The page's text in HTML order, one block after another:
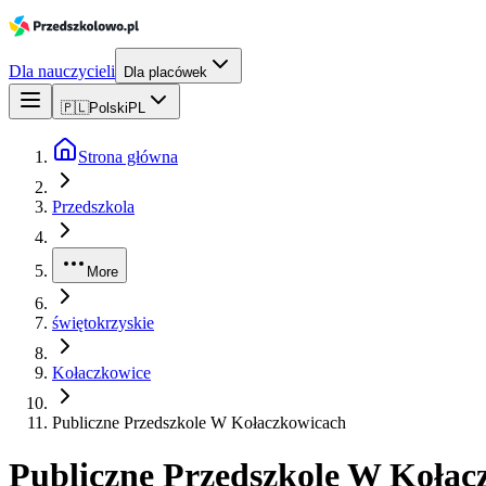
Dla nauczycieli Dla placówek
🇵🇱Polski PL
Strona główna
Przedszkola
More
świętokrzyskie
Kołaczkowice
Publiczne Przedszkole W Kołaczkowicach
Publiczne Przedszkole W